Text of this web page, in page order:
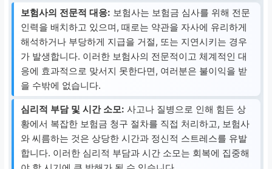
보험사의 전문적 대응: 보험사는 보험금 심사를 위해 전문
인력을 배치하고 있으며, 때로는 약관을 자사에 유리하게
해석하거나 부당하게 지급을 거절, 또는 지연시키는 경우
가 발생합니다. 이러한 보험사의 전문적이고 체계적인 대
응에 효과적으로 맞서지 못한다면, 여러분은 불이익을 받
을 수밖에 없습니다.
심리적 부담 및 시간 소모: 사고나 질병으로 인해 힘든 상
황에서 복잡한 보험금 청구 절차를 직접 처리하고, 보험사
와 씨름하는 것은 상당한 시간과 정신적 스트레스를 유발
합니다. 이러한 심리적 부담과 시간 소모는 회복에 집중해